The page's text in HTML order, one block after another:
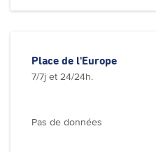
Place de l'Europe
7/7j et 24/24h.
Pas de données